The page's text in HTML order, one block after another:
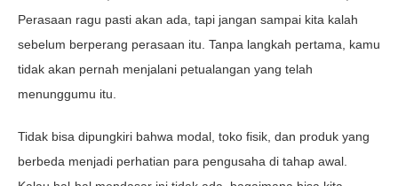
Perasaan ragu pasti akan ada, tapi jangan sampai kita kalah
sebelum berperang perasaan itu. Tanpa langkah pertama, kamu
tidak akan pernah menjalani petualangan yang telah
menunggumu itu.
Tidak bisa dipungkiri bahwa modal, toko fisik, dan produk yang
berbeda menjadi perhatian para pengusaha di tahap awal.